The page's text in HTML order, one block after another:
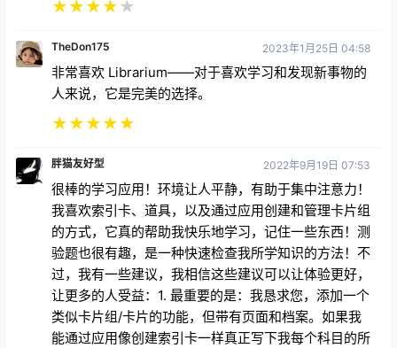
★★★★★
TheDon175 2023年1月25日 04:58
非常喜欢 Librarium——对于喜欢学习和发现新事物的
人来说，它是完美的选择。
★★★★★
胖猫友好型 2022年9月19日 07:53
很棒的学习应用！环境让人平静，有助于集中注意力！
我喜欢索引卡、道具，以及通过应用创建和管理卡片组
的方式，它真的帮助我快乐地学习，记住一些东西！测
验题也很有趣，是一种快速检查我所学知识的方法！不
过，我有一些建议，我相信这些建议可以让体验更好，
让更多的人受益：1. 最重要的是：我恳求您，添加一个
类似卡片组/卡片的功能，但带有页面和档案。如果我
能通过应用像创建索引卡一样真正写下我每个科目的所